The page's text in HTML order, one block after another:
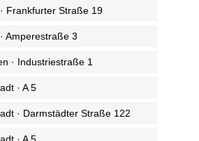
Frankfurter Straße 19
Amperestraße 3
· Industriestraße 1
· A 5
· Darmstädter Straße 122